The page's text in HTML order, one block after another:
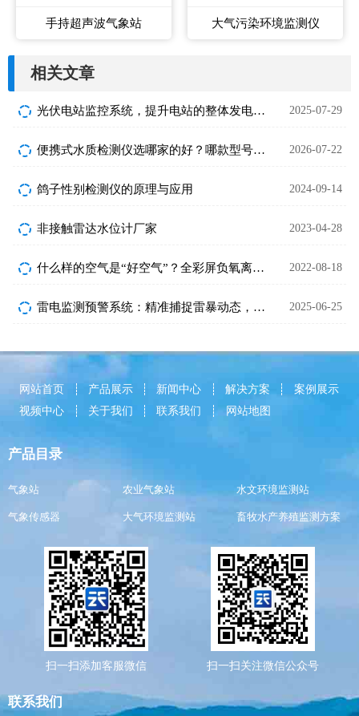
手持超声波气象站 大气污染环境监测仪
相关文章
光伏电站监控系统，提升电站的整体发电效益 2025-07-29
便携式水质检测仪选哪家的好？哪款型号靠谱？ 2026-07-22
鸽子性别检测仪的原理与应用 2024-09-14
非接触雷达水位计厂家 2023-04-28
什么样的空气是“好空气”？全彩屏负氧离子监测站告诉你~ 2022-08-18
雷电监测预警系统：精准捕捉雷暴动态，筑牢安全防线 2025-06-25
网站首页 产品展示 新闻中心 解决方案
案例展示
视频中心
关于我们 联系我们 网站地图
产品目录
气象站 农业气象站 水文环境监测站
气象传感器 大气环境监测站 畜牧水产养殖监测方案
扫一扫添加客服微信 扫一扫关注微信公众号
联系我们